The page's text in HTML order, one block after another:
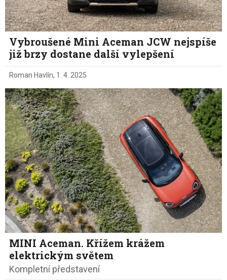
Vybroušené Mini Aceman JCW nejspíše
již brzy dostane další vylepšení
Roman Havlín, 1. 4. 2025
MINI Aceman. Křížem krážem
elektrickým světem
Kompletní představení